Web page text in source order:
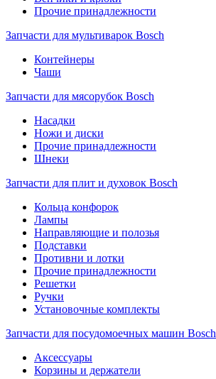
Прочие принадлежности
Запчасти для мультиварок Bosch
Контейнеры
Чаши
Запчасти для мясорубок Bosch
Насадки
Ножи и диски
Прочие принадлежности
Шнеки
Запчасти для плит и духовок Bosch
Кольца конфорок
Лампы
Направляющие и полозья
Подставки
Противни и лотки
Прочие принадлежности
Решетки
Ручки
Установочные комплекты
Запчасти для посудомоечных машин Bosch
Аксессуары
Корзины и держатели